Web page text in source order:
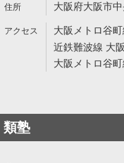
大阪府大阪市
大阪メトロ谷
近鉄難波線 大
大阪メトロ谷
類塾